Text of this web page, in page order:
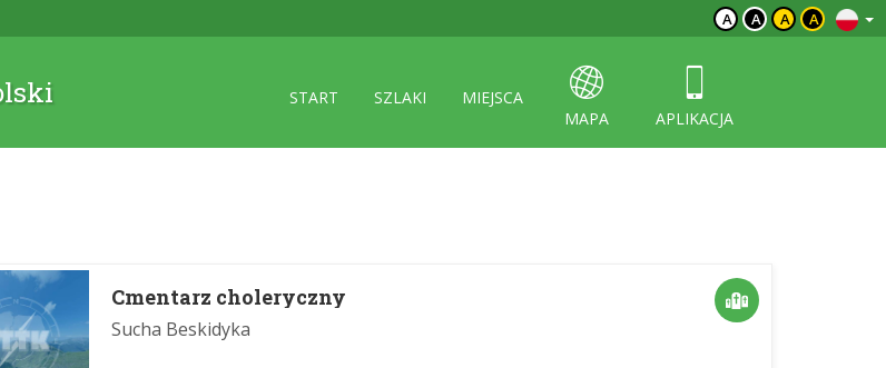
A A A A
START SZLAKI
MIEJSCA
MAPA
APLIKACJA
Cmentarz choleryczny
Sucha Beskidyka